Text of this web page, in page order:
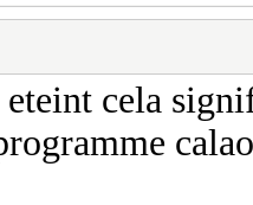
cela